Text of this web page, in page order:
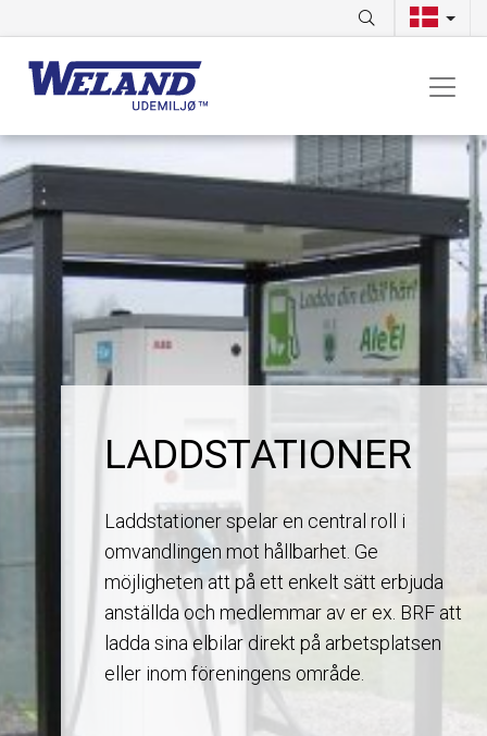
LADDSTATIONER
Laddstationer spelar en central roll i
omvandlingen mot hållbarhet. Ge
möjligheten att på ett enkelt sätt erbjuda
anställda och medlemmar av er ex. BRF att
ladda sina elbilar direkt på arbetsplatsen
eller inom föreningens område.